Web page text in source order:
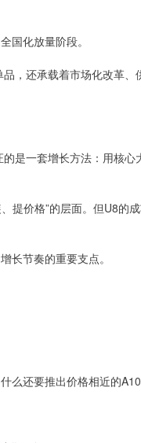
国化放量阶段。
，还承载着市场化改革
是一套增长方法：用核心
提价格”的层面。但U8的
长节奏的重要支点。
么还要推出价格相近的